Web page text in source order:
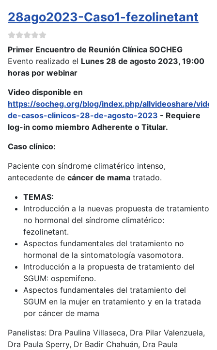
28ago2023-Caso1-fezolinetant
Primer Encuentro de Reunión Clínica SOCHEG
Evento realizado el Lunes 28 de agosto 2023, 19:00
horas por webinar
Video disponible en
https://socheg.org/blog/index.php/allvideoshare/
de-casos-clinicos-28-de-agosto-2023 - Requiere
log-in como miembro Adherente o Titular.
Caso clínico:
Paciente con síndrome climatérico intenso,
antecedente de cáncer de mama tratado.
TEMAS:
Introducción a la nuevas propuesta de tratamiento
no hormonal del síndrome climatérico:
fezolinetant.
Aspectos fundamentales del tratamiento no
hormonal de la sintomatología vasomotora.
Introducción a la propuesta de tratamiento del
SGUM: ospemifeno.
Aspectos fundamentales del tratamiento del
SGUM en la mujer en tratamiento y en la tratada
por cáncer de mama
Panelistas: Dra Paulina Villaseca, Dra Pilar Valenzuela,
Dra Paula Sperry, Dr Badir Chahuán, Dra Paula